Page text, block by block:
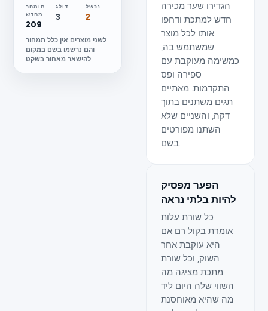
תומחר
מחדש
209
דולג
3
נכשל
2
לשני מוצרים אין כלל תמחור
והם נרשמו בשם במקום
להישאר מאחור בשקט.
הגדירו שער מכירה
חדש למתכת ודחפו
אותו לכל מוצר
שמשתמש בה,
כמשימה מעוקבת עם
ספירה ופס
התקדמות. מאתיים
תגים משתנים בתוך
דקה, והשניים שלא
השתנו מפורטים
בשם.
הפער מפסיק
להיות בלתי נראה
כל שורת עלות
אומרת בקול רם אם
היא עוקבת אחר
השוק, וכל שורת
מתכת מציגה מה
השווי שלה היום ליד
מה שהיא מאוחסנת